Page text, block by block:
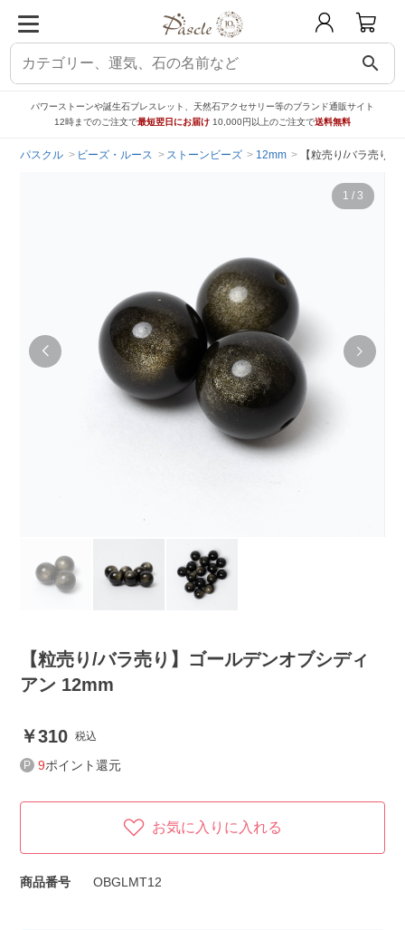
search
パワーストーンや誕生石ブレスレット、天然石アクセサリー等のブランド通販サイト
12時までのご注文で最短翌日にお届け 10,000円以上のご注文で送料無料
パスクル ビーズ・ルース ストーンビーズ 12mm 【粒売り/バラ売り
1 / 3
【粒売り/バラ売り】ゴールデンオブシディ
アン 12mm
310 税込
9ポイント還元
お気に入りに入れる
商品番号 OBGLMT12